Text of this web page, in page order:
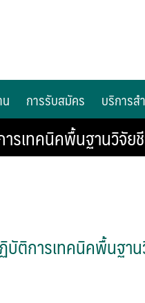
การรับสมัคร บริการ
รเทคนิคพื้นฐานวิจัย
บัติการเทคนิคพื้นฐา